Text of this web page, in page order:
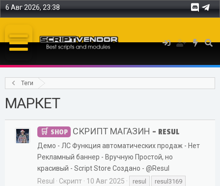
6 Авг 2026, 23:38
Теги
МАРКЕТ
SHOP СКРИПТ МАГАЗИН - RESUL
Демо - ЛС Функция автоматических продаж - Нет
Рекламный баннер - Вручную Простой, но
красивый - Script Store Создано - @Resul
Resul
Скрипт 10 Авг 2025 resul
resul3169